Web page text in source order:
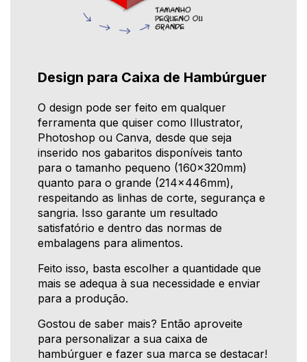
Design para Caixa de Hambúrguer
O design pode ser feito em qualquer
ferramenta que quiser como Illustrator,
Photoshop ou Canva, desde que seja
inserido nos gabaritos disponíveis tanto
para o tamanho pequeno (160x320mm)
quanto para o grande (214x446mm),
respeitando as linhas de corte, segurança e
sangria. Isso garante um resultado
satisfatório e dentro das normas de
embalagens para alimentos.
Feito isso, basta escolher a quantidade que
mais se adequa à sua necessidade e enviar
para a produção.
Gostou de saber mais? Então aproveite
para personalizar a sua caixa de
hambúrguer e fazer sua marca se destacar!